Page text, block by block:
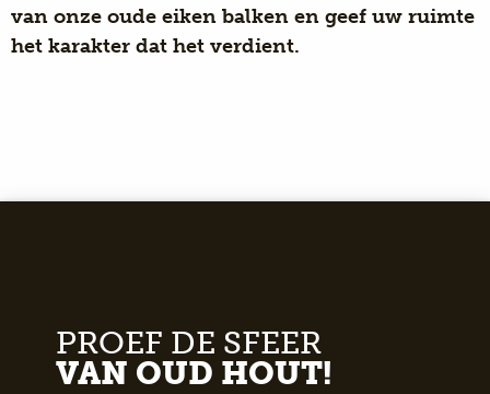
van onze oude eiken balken en geef uw ruimte
het karakter dat het verdient.
PROEF DE SFEER
VAN OUD HOUT!